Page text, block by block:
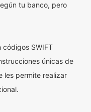
tu banco, pero
códigos SWIFT
únicas de
les permite realizar